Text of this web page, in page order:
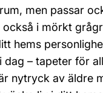
men passar
i mörkt
hems
– tapeter för
nytryck av äldre